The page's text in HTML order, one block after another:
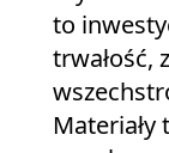
to
trwałość,